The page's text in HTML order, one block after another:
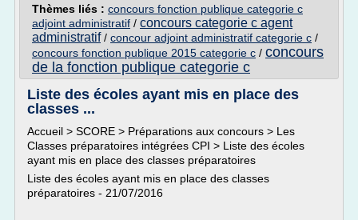
Thèmes liés : concours fonction publique categorie c
adjoint administratif / concours categorie c agent
administratif/ concour adjoint administratif categorie c /
concours fonction publique 2015 categorie c / concours
de la fonction publique categorie c
Liste des écoles ayant mis en place des
classes ...
Accueil > SCORE > Préparations aux concours > Les
Classes préparatoires intégrées CPI > Liste des écoles
ayant mis en place des classes préparatoires
Liste des écoles ayant mis en place des classes
préparatoires - 21/07/2016